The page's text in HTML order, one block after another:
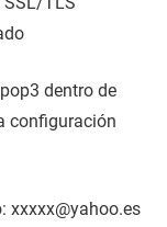
dentro de
configuración